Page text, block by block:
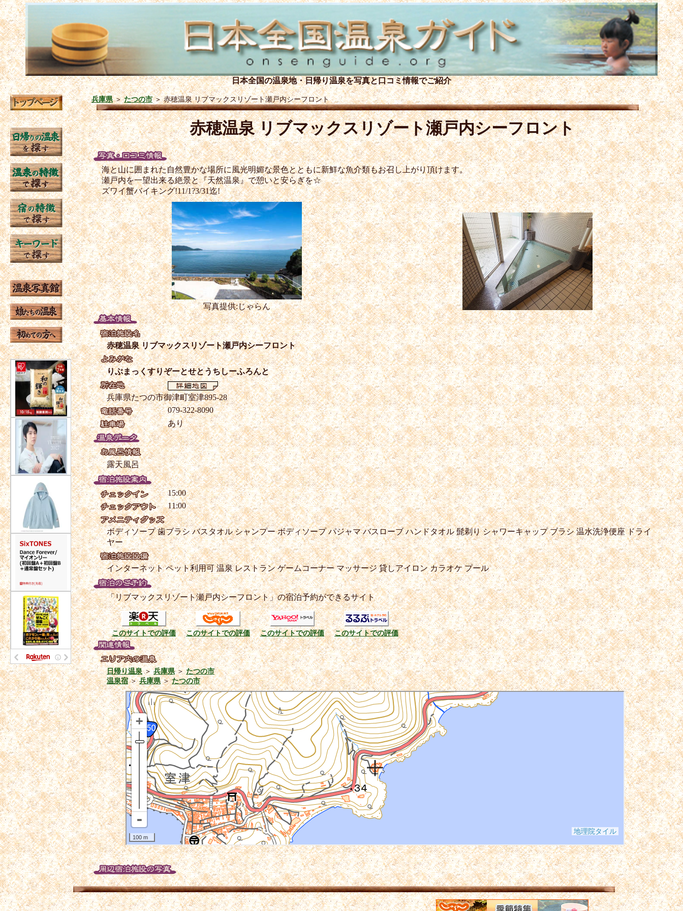
日本全国の温泉地・日帰り温泉を写真と口コミ情報でご紹介
兵庫県＞たつの市＞赤穂温泉 リブマックスリゾート瀬戸内シーフロント
赤穂温泉 リブマックスリゾート瀬戸内シーフロント
海と山に囲まれた自然豊かな場所に風光明媚な景色とともに新鮮な魚介類もお召し上がり頂けます。
瀬戸内を一望出来る絶景と『天然温泉』で憩いと安らぎを☆
ズワイ蟹バイキング!11/1?3/31迄!
写真提供:じゃらん
赤穂温泉 リブマックスリゾート瀬戸内シーフロント
りぶまっくすりぞーとせとうちしーふろんと
兵庫県たつの市御津町室津895-28
079-322-8090
あり
露天風呂
15:00
11:00
ボディソープ歯ブラシバスタオルシャンプーボディソープパジャマバスローブハンドタオル髭剃りシャワーキャップブラシ温水洗浄便座ドライ
ヤー
インターネットペット利用可温泉レストランゲームコーナーマッサージ貸しアイロンカラオケプール
「リブマックスリゾート瀬戸内シーフロント」の宿泊予約ができるサイト
このサイトでの評価 このサイトでの評価 このサイトでの評価 このサイトでの評価
日帰り温泉＞兵庫県＞たつの市
温泉宿＞兵庫県＞たつの市